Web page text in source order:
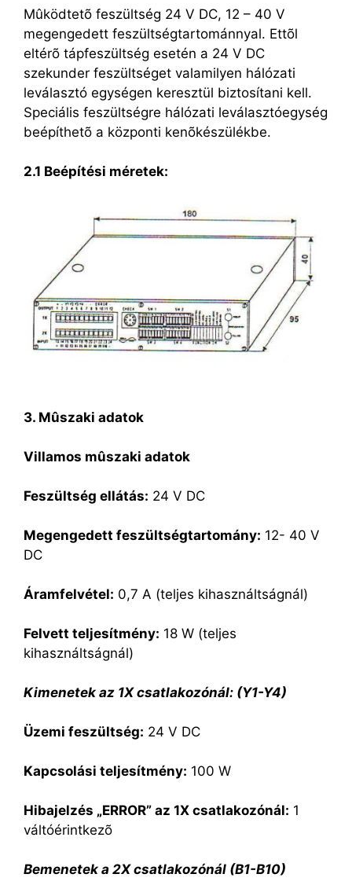
Mûködtetõ feszültség 24 V DC, 12 – 40 V
megengedett feszültségtartománnyal. Ettõl
eltérõ tápfeszültség esetén a 24 V DC
szekunder feszültséget valamilyen hálózati
leválasztó egységen keresztül biztosítani kell.
Speciális feszültségre hálózati leválasztóegység
beépíthetõ a központi kenõkészülékbe.
2.1 Beépítési méretek:
3. Mûszaki adatok
Villamos mûszaki adatok
Feszültség ellátás: 24 V DC
Megengedett feszültségtartomány: 12- 40 V
DC
Áramfelvétel: 0,7 A (teljes kihasználtságnál)
Felvett teljesítmény: 18 W (teljes
kihasználtságnál)
Kimenetek az 1X csatlakozónál: (Y1-Y4)
Üzemi feszültség: 24 V DC
Kapcsolási teljesítmény: 100 W
Hibajelzés „ERROR” az 1X csatlakozónál: 1
váltóérintkezõ
Bemenetek a 2X csatlakozónál (B1-B10)